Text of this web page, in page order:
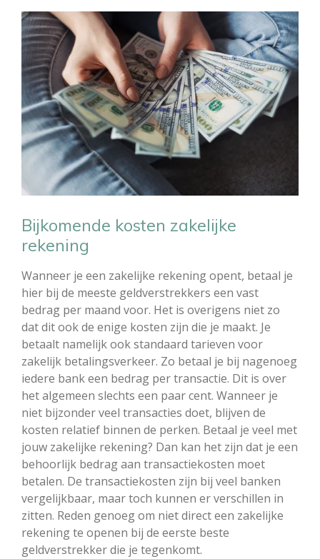
Bijkomende kosten zakelijke
rekening
Wanneer je een zakelijke rekening opent, betaal je
hier bij de meeste geldverstrekkers een vast
bedrag per maand voor. Het is overigens niet zo
dat dit ook de enige kosten zijn die je maakt. Je
betaalt namelijk ook standaard tarieven voor
zakelijk betalingsverkeer. Zo betaal je bij nagenoeg
iedere bank een bedrag per transactie. Dit is over
het algemeen slechts een paar cent. Wanneer je
niet bijzonder veel transacties doet, blijven de
kosten relatief binnen de perken. Betaal je veel met
jouw zakelijke rekening? Dan kan het zijn dat je een
behoorlijk bedrag aan transactiekosten moet
betalen. De transactiekosten zijn bij veel banken
vergelijkbaar, maar toch kunnen er verschillen in
zitten. Reden genoeg om niet direct een zakelijke
rekening te openen bij de eerste beste
geldverstrekker die je tegenkomt.